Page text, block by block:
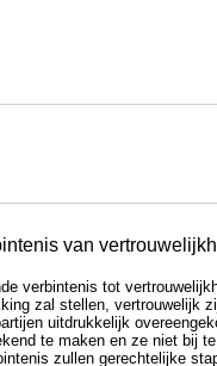
van
verbintenis tot
zal stellen, vertrouwelijk
uitdrukkelijk
te maken en ze niet bij
zullen gerechtelijke